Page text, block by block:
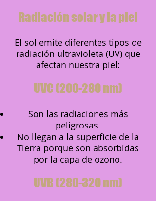
Radiación solar y la piel
El sol emite diferentes tipos de
radiación ultravioleta (UV) que
afectan nuestra piel:
UVC (200-280 nm)
Son las radiaciones más
peligrosas.
No llegan a la superficie de la
Tierra porque son absorbidas
por la capa de ozono.
UVB (280-320 nm)